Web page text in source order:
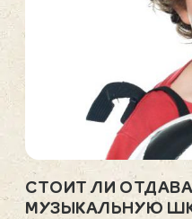
СТОИТ ЛИ
МУЗЫКАЛЬНУЮ